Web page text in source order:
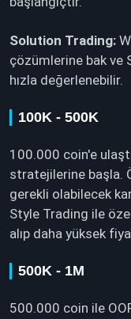
Solution Trading:
çözümlerine bak ve
hızla değerlenebilir.
100K - 500K
100.000 coin'e
stratejilerine başla.
gerekli olabilecek
Style Trading ile
alıp daha yüksek
500K - 1M
500.000 coin ile